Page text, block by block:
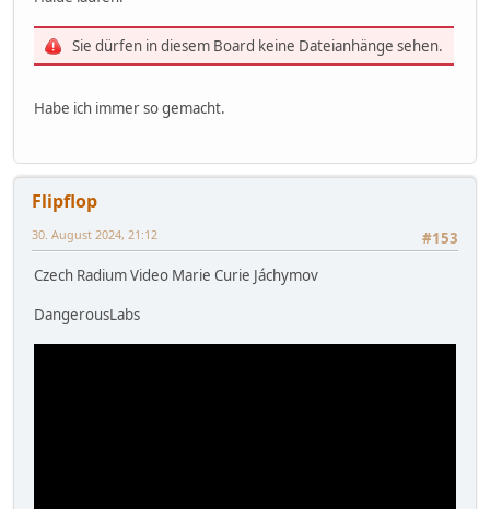
Sie dürfen in diesem Board keine Dateianhänge sehen.
Habe ich immer so gemacht.
Flipflop
#153
30. August 2024, 21:12
Czech Radium Video Marie Curie Jáchymov
DangerousLabs